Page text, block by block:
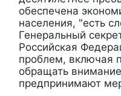
обеспечена
населения, "есть
Генеральный
Российская
проблем, включая
обращать
предпринимают